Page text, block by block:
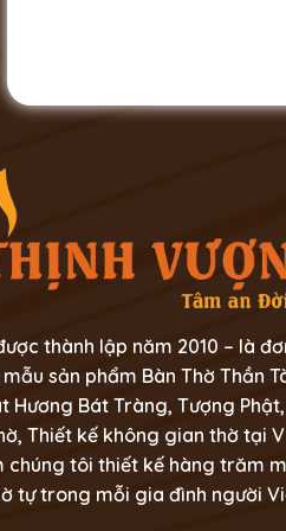
thành lập năm 2010 – là
sản phẩm Bàn Thờ Thần
Hương Bát Tràng, Tượng
Thiết kế không gian thờ tại
chúng tôi thiết kế hàng trăm
tự trong mỗi gia đình người